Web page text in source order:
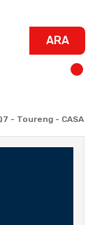
ARA
- Toureng - CASA